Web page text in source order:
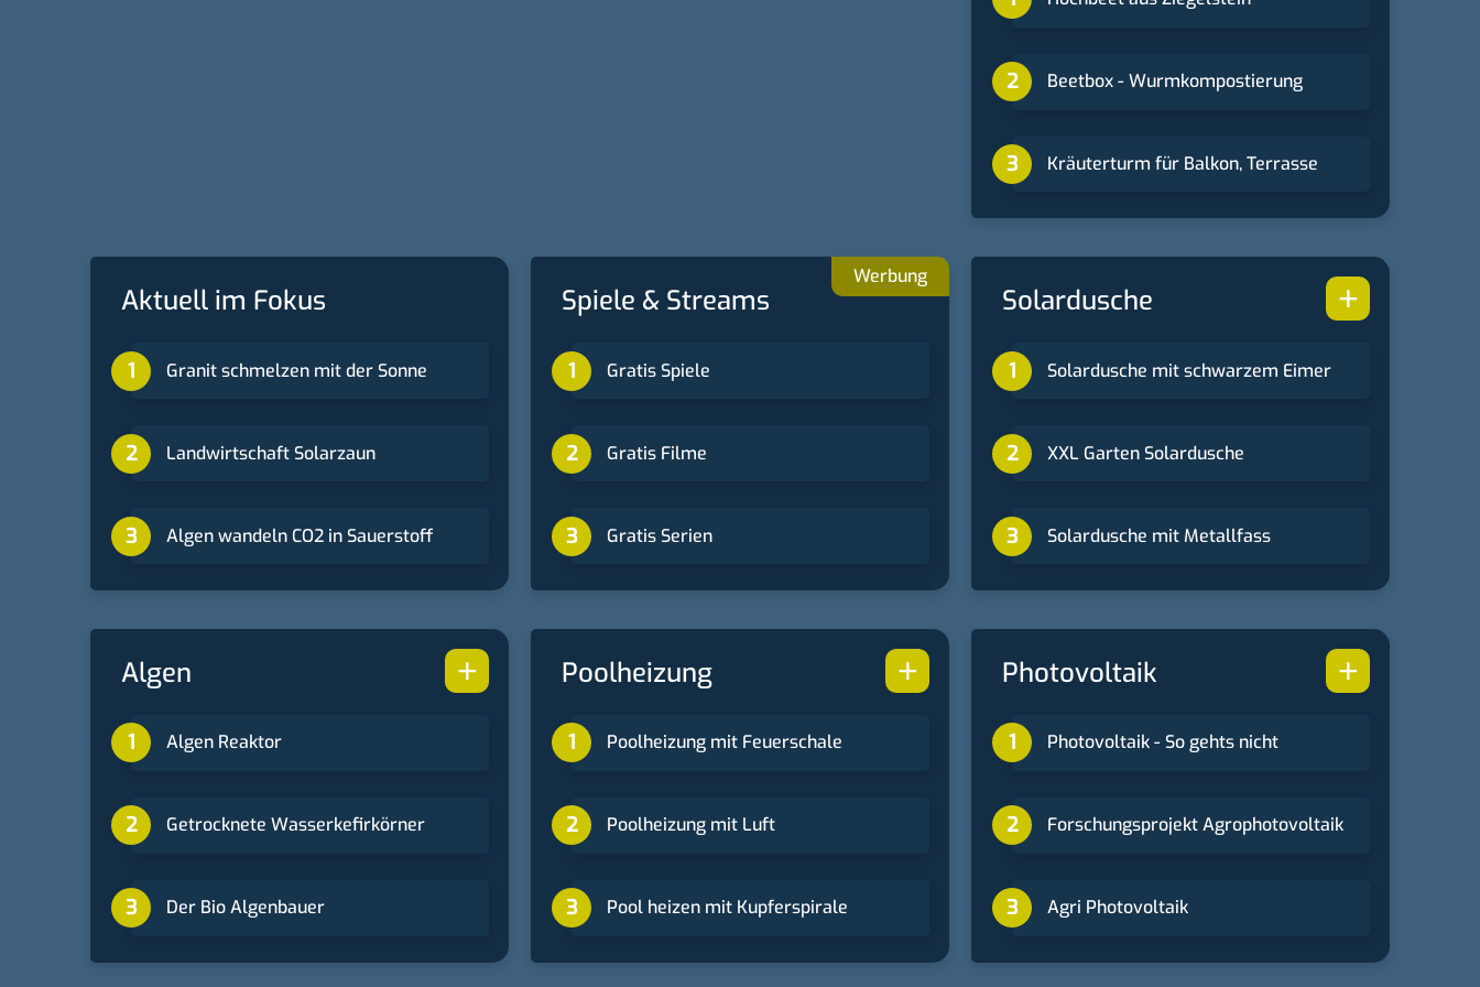
Beetbox - Wurmkompostierung
Kräuterturm für Balkon, Terrasse
Aktuell im Fokus
Granit schmelzen mit der Sonne
Landwirtschaft Solarzaun
Algen wandeln CO2 in Sauerstoff
Spiele & Streams
Gratis Spiele
Gratis Filme
Gratis Serien
+
Solardusche
Solardusche mit schwarzem Eimer
XXL Garten Solardusche
Solardusche mit Metallfass
+
Algen
Algen Reaktor
Getrocknete Wasserkefirkörner
Der Bio Algenbauer
+
Poolheizung
Poolheizung mit Feuerschale
Poolheizung mit Luft
Pool heizen mit Kupferspirale
+
Photovoltaik
Photovoltaik - So gehts nicht
Forschungsprojekt Agrophotovoltaik
Agri Photovoltaik